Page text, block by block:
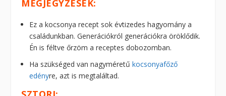
MEGJEGYZÉSEK:
Ez a kocsonya recept sok évtizedes hagyomány a
családunkban. Generációkról generációkra öröklődik.
Én is féltve őrzöm a receptes dobozomban.
Ha szükséged van nagyméretűkocsonyafőző
edényre, azt is megtaláltad.